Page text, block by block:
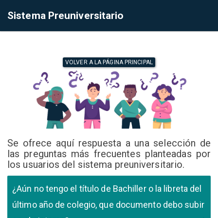
Sistema Preuniversitario
VOLVER A LA PÁGINA PRINCIPAL
Se ofrece aquí respuesta a una selección de
las preguntas más frecuentes planteadas por
los usuarios del sistema preuniversitario.
¿Aún no tengo el título de Bachiller o la libreta del
último año de colegio, que documento debo subir